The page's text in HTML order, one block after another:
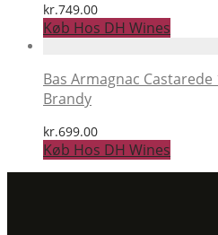
kr.749.00
Køb Hos DH Wines
Bas Armagnac Castarede
Brandy
kr.699.00
Køb Hos DH Wines